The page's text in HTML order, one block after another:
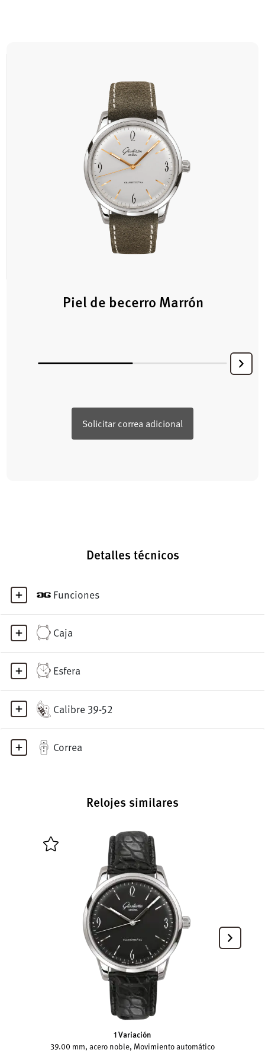
Piel de becerro Marrón
Solicitar correa adicional
Detalles técnicos
Funciones
Caja
Esfera
Calibre 39-52
Correa
Relojes similares
1 Variación
39.00 mm, acero noble, Movimiento automático